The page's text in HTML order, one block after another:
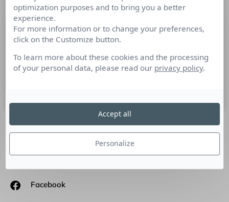
faire parler de sa cuisine et de sa
passion : l’art urbain
Choukroun est un passionné de nature qui vit avec son temps
et utilise tous les moyens
SUIVEZ-NOUS
Facebook
optimization purposes and to bring you a better
experience.
For more information or to change your preferences,
click on the Customize button.
To learn more about these cookies and the processing
of your personal data, please read our privacy policy.
Personalize
Accept all